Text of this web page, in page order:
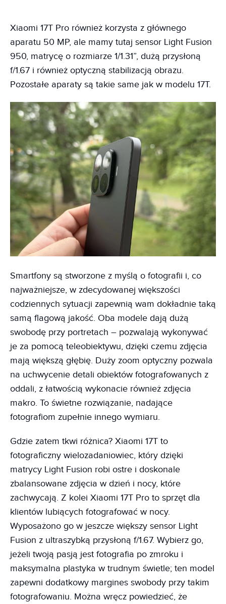
Xiaomi 17T Pro również korzysta z głównego
aparatu 50 MP, ale mamy tutaj sensor Light Fusion
950, matrycę o rozmiarze 1/1.31”, dużą przysłoną
f/1.67 i również optyczną stabilizacją obrazu.
Pozostałe aparaty są takie same jak w modelu 17T.
Smartfony są stworzone z myślą o fotografii i, co
najważniejsze, w zdecydowanej większości
codziennych sytuacji zapewnią wam dokładnie taką
samą flagową jakość. Oba modele dają dużą
swobodę przy portretach – pozwalają wykonywać
je za pomocą teleobiektywu, dzięki czemu zdjęcia
mają większą głębię. Duży zoom optyczny pozwala
na uchwycenie detali obiektów fotografowanych z
oddali, z łatwością wykonacie również zdjęcia
makro. To świetne rozwiązanie, nadające
fotografiom zupełnie innego wymiaru.
Gdzie zatem tkwi różnica? Xiaomi 17T to
fotograficzny wielozadaniowiec, który dzięki
matrycy Light Fusion robi ostre i doskonale
zbalansowane zdjęcia w dzień i nocy, które
zachwycają. Z kolei Xiaomi 17T Pro to sprzęt dla
klientów lubiących fotografować w nocy.
Wyposażono go w jeszcze większy sensor Light
Fusion z ultraszybką przysłoną f/1.67. Wybierz go,
jeżeli twoją pasją jest fotografia po zmroku i
maksymalna plastyka w trudnym świetle; ten model
zapewni dodatkowy margines swobody przy takim
fotografowaniu. Można wręcz powiedzieć, że